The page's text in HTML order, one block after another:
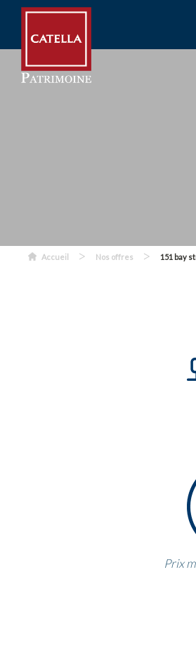
Accueil > Nos offres > 151 bay
Prix